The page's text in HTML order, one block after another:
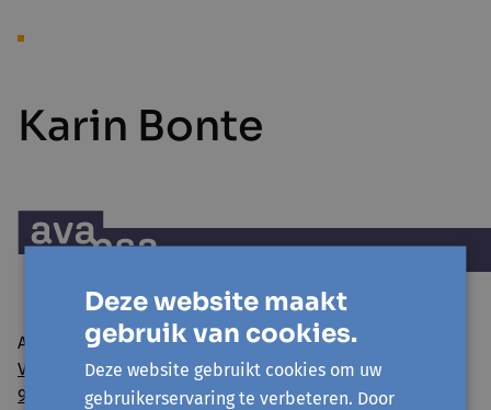
Karin Bonte
Avansa regio Gent vzw
Visserij 106/1
9000 Gent
Deze website maakt
gebruik van cookies.
Deze website gebruikt cookies om uw
gebruikerservaring te verbeteren. Door